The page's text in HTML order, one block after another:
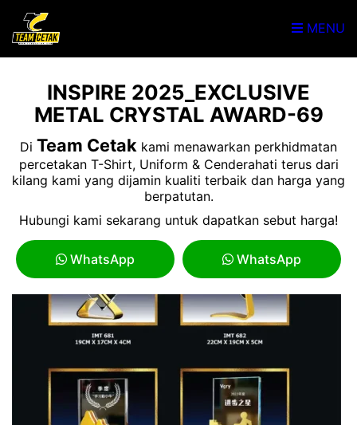
MENU
INSPIRE 2025_EXCLUSIVE
METAL CRYSTAL AWARD-69
Di Team Cetak kami menawarkan perkhidmatan
percetakan T-Shirt, Uniform & Cenderahati terus dari
kilang kami yang dijamin kualiti terbaik dan harga yang
berpatutan.
Hubungi kami sekarang untuk dapatkan sebut harga!
WhatsApp WhatsApp